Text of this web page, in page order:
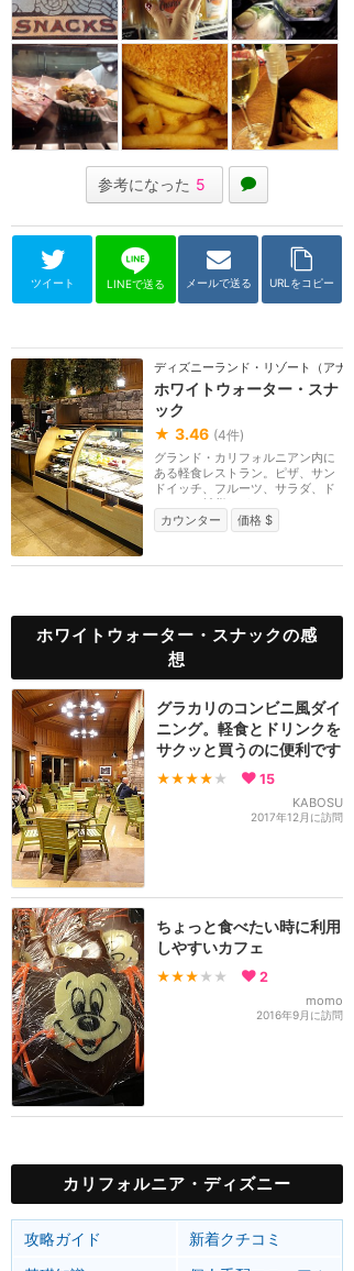
参考になった 5
ツイート LINEで送る メールで送る URLをコピー
ディズニーランド・リゾート（アナ
ホワイトウォーター・スナ
ック
★ 3.46 (4件)
グランド・カリフォルニアン内に
ある軽食レストラン。ピザ、サン
ドイッチ、フルーツ、サラダ、ド
リンク、雑貨など...
カウンター
価格 $
ホワイトウォーター・スナックの感
想
グラカリのコンビニ風ダイ
ニング。軽食とドリンクを
サクッと買うのに便利です
★★★★ ★ 15
KABOSU
2017年12月に訪問
ちょっと食べたい時に利用
しやすいカフェ
★★★ ★★ 2
momo
2016年9月に訪問
カリフォルニア・ディズニー
攻略ガイド
新着クチコミ